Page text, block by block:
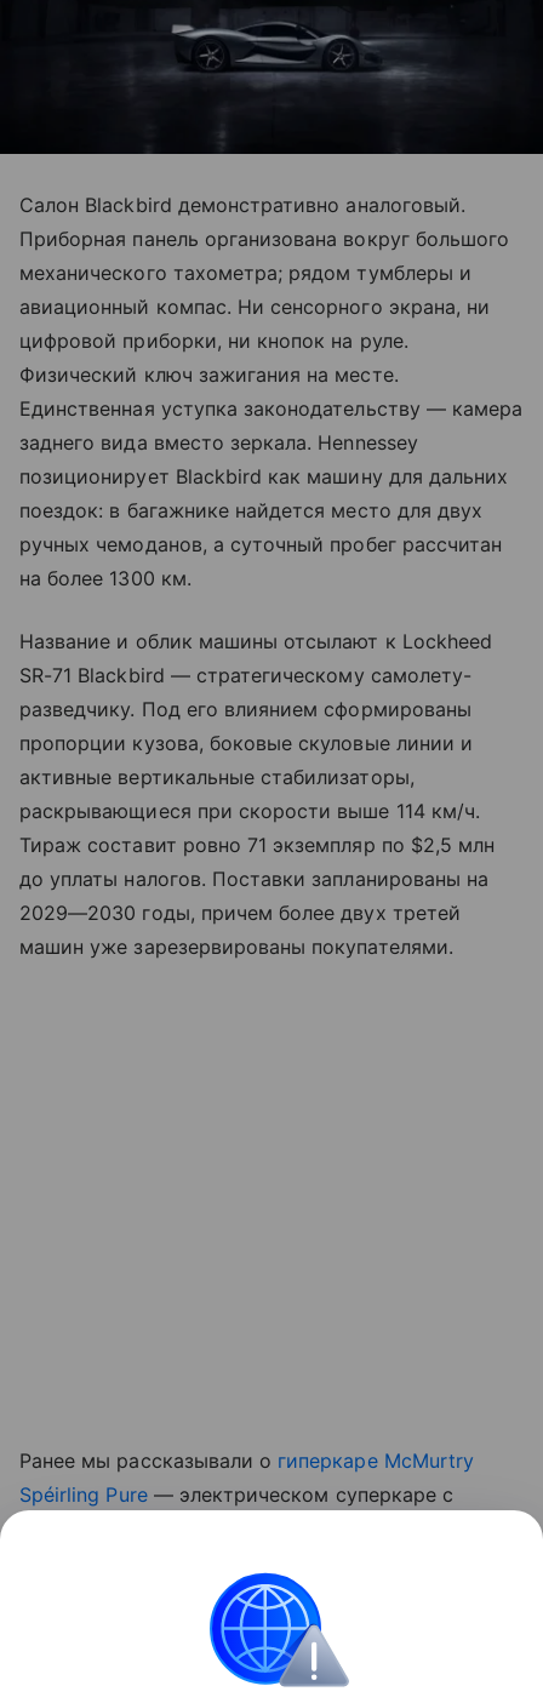
Салон Blackbird демонстративно аналоговый.
Приборная панель организована вокруг большого
механического тахометра; рядом тумблеры и
авиационный компас. Ни сенсорного экрана, ни
цифровой приборки, ни кнопок на руле.
Физический ключ зажигания на месте.
Единственная уступка законодательству — камера
заднего вида вместо зеркала. Hennessey
позиционирует Blackbird как машину для дальних
поездок: в багажнике найдется место для двух
ручных чемоданов, а суточный пробег рассчитан
на более 1300 км.
Название и облик машины отсылают к Lockheed
SR-71 Blackbird — стратегическому самолету-
разведчику. Под его влиянием сформированы
пропорции кузова, боковые скуловые линии и
активные вертикальные стабилизаторы,
раскрывающиеся при скорости выше 114 км/ч.
Тираж составит ровно 71 экземпляр по $2,5 млн
до уплаты налогов. Поставки запланированы на
2029—2030 годы, причем более двух третей
машин уже зарезервированы покупателями.
Ранее мы рассказывали о гиперкаре McMurtry
Spéirling Pure— электрическом суперкаре с